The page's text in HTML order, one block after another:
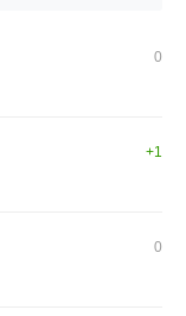
0
+1
0